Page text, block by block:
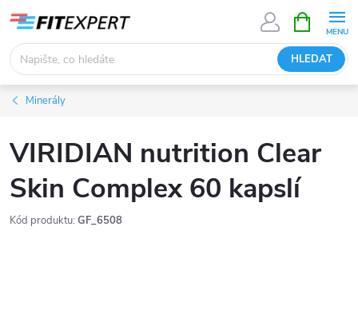
obsah
HLEDAT
NÁKUPNÍ
KOŠÍK
Minerály
VIRIDIAN nutrition Clear
Skin Complex 60 kapslí
Kód produktu: GF_6508